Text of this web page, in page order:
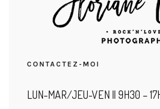
CONTACTEZ-MOI
LUN-MAR/JEU-VEN || 9H30 –